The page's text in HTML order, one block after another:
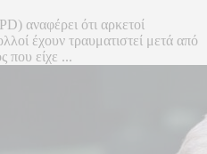
αναφέρει ότι αρκετοί
έχουν τραυματιστεί μετά από
που είχε ...